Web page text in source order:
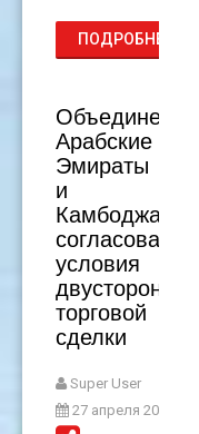
ПОДРОБНЕЕ...
Объединенные
Арабские
Эмираты
и
Камбоджа
согласовали
условия
двусторонней
торговой
сделки
Super User
27 апреля 2023